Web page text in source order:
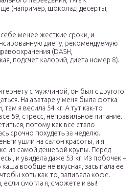
(например, шоколад, десерты,
менее жесткие сроки, и
диету, рекомендуемую
(DASH,
подсчет калорий, диета номер 8).
с мужчиной, он был с другого
На аватаре у меня была фотка
там я весила 54 кг. А тут как-то
59, стресс, неправильное питание.
потому как все стало
срочно похудеть за неделю.
ушли на салон красоты, и я
из самой дешевой крупы. Перед
и увидела даже 53 кг. Из побочек –
вообще не вкусная, засыпала ее
хоть как-то, запивала кофе.
если смогла я, сможете и вы!